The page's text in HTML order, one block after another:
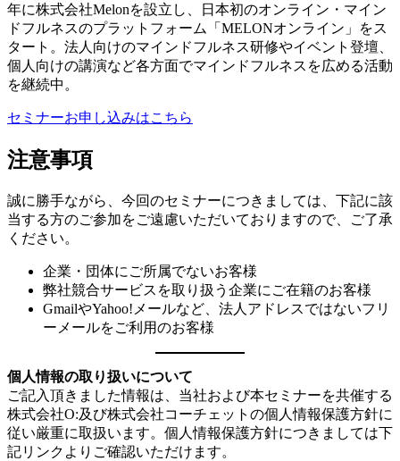
年に株式会社Melonを設立し、日本初のオンライン・マイン
ドフルネスのプラットフォーム「MELONオンライン」をス
タート。法人向けのマインドフルネス研修やイベント登壇、
個人向けの講演など各方面でマインドフルネスを広める活動
を継続中。
セミナーお申し込みはこちら
注意事項
誠に勝手ながら、今回のセミナーにつきましては、下記に該
当する方のご参加をご遠慮いただいておりますので、ご了承
ください。
企業・団体にご所属でないお客様
弊社競合サービスを取り扱う企業にご在籍のお客様
GmailやYahoo!メールなど、法人アドレスではないフリ
ーメールをご利用のお客様
個人情報の取り扱いについて
ご記入頂きました情報は、当社および本セミナーを共催する
株式会社O:及び株式会社コーチェットの個人情報保護方針に
従い厳重に取扱います。個人情報保護方針につきましては下
記リンクよりご確認いただけます。